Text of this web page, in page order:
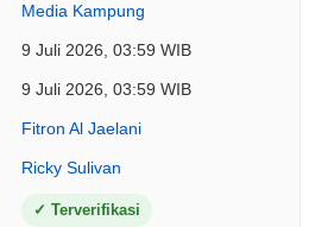
Media Kampung
9 Juli 2026, 03:59 WIB
9 Juli 2026, 03:59 WIB
Fitron Al Jaelani
Ricky Sulivan
✓ Terverifikasi